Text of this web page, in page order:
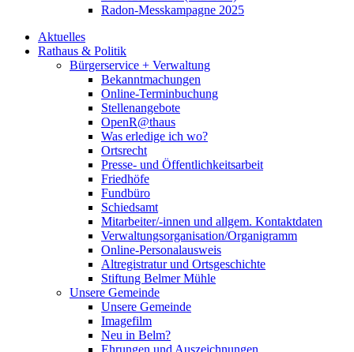
Radon-Messkampagne 2025
Aktuelles
Rathaus & Politik
Bürgerservice + Verwaltung
Bekanntmachungen
Online-Terminbuchung
Stellenangebote
OpenR@thaus
Was erledige ich wo?
Ortsrecht
Presse- und Öffentlichkeitsarbeit
Friedhöfe
Fundbüro
Schiedsamt
Mitarbeiter/-innen und allgem. Kontaktdaten
Verwaltungsorganisation/Organigramm
Online-Personalausweis
Altregistratur und Ortsgeschichte
Stiftung Belmer Mühle
Unsere Gemeinde
Unsere Gemeinde
Imagefilm
Neu in Belm?
Ehrungen und Auszeichnungen